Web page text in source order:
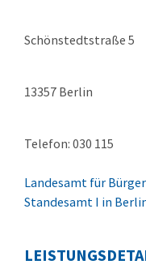
Schönstedtstraße 5
13357 Berlin
Telefon: 030 115
Landesamt für
Standesamt I in